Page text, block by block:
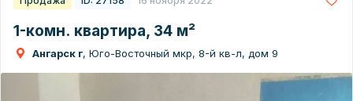
1-комн. квартира, 34 м²
Ангарск г, Юго-Восточный мкр, 8-й кв-л, дом 9